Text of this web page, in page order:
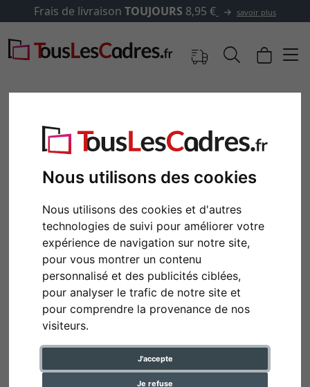
Nous utilisons des cookies
Nous utilisons des cookies et d'autres
technologies de suivi pour améliorer votre
expérience de navigation sur notre site,
pour vous montrer un contenu
personnalisé et des publicités ciblées,
pour analyser le trafic de notre site et
pour comprendre la provenance de nos
visiteurs.
J'accepte
Je refuse
Frais de livraison TOUJOURS 8,95 € savoir plus
Retour